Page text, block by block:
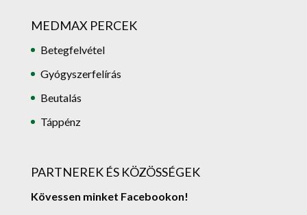
MEDMAX PERCEK
Betegfelvétel
Gyógyszerfelírás
Beutalás
Táppénz
PARTNEREK ÉS KÖZÖSSÉGEK
Kövessen minket Facebookon!